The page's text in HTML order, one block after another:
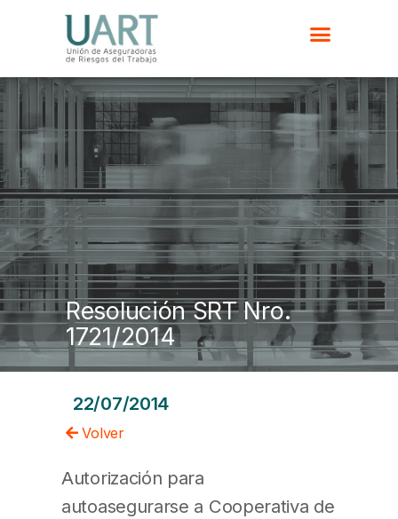
Resolución SRT Nro.
1721/2014
22/07/2014
Volver
Autorización para
autoasegurarse a Cooperativa de